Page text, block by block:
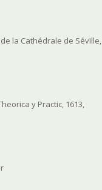
la Cathédrale de Séville,
y Practic, 1613,